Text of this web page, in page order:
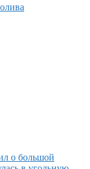
о большой